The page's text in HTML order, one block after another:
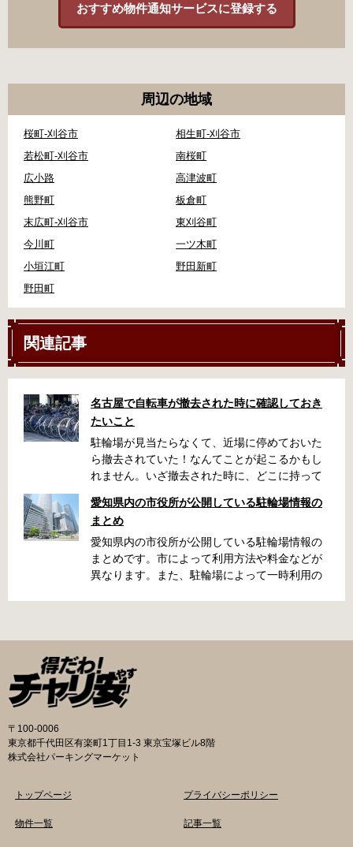
おすすめ物件通知サービスに登録する
周辺の地域
桜町-刈谷市
相生町-刈谷市
若松町-刈谷市
南桜町
広小路
高津波町
熊野町
板倉町
末広町-刈谷市
東刈谷町
今川町
一ツ木町
小垣江町
野田新町
野田町
関連記事
名古屋で自転車が撤去された時に確認しておき
たいこと
駐輪場が見当たらなくて、近場に停めておいた
ら撤去されていた！なんてことが起こるかもし
れません。いざ撤去された時に、どこに持って
名古屋周辺で自転車が撤去された時に知ってお
くと便利な情報をまとめました。 一宮市で撤去
された場合 一宮市役所 一宮駅・自転車一時保管
所 住所 一宮市栄4丁目6-11 電話 0586-71-7100
最寄駅 JR東海道本線尾張一宮駅より 徒歩4分 返
千種区吹上1丁目(若宮大通内) 電話 052-731-
8544 最寄駅 市バス「千早」下車、花田公園北
名古屋高速高架下より 徒歩2分 返還の際に必要
な書類 返還料 3,500円 自転車の鍵 身分証明証
印鑑 名古屋市HPはこちら 豊田市で撤去された
市朝日ケ丘6丁目74 電話 0565-34-5200 最寄駅
愛知環状鉄道線新上挙母駅より 徒歩15分 返還
放置自転車等引取通知書（郵送されている場
合 豊橋第一次保管所 住所 豊橋市駅前大通1丁目
愛知県内の市役所が公開している駐輪場情報の
まとめ
愛知県内の市役所が公開している駐輪場情報の
まとめです。市によって利用方法や料金などが
異なります。また、駐輪場によって一時利用の
の自転車駐輪場 利用方法 利用登録申請書の提出
詳しくは直接管理事務所へお尋ねください。 利
用料金 登録手数料 不要です。 定期利用料金 一
般：2,500円／月 大学生等：1,700円／月 高校
生以下：1,500円／月 一部の方は全額免除とな
障害者手帳をお持ちの方…等） 詳しくは、市役
所にお問い合わせください。 一時利用料金 1日
はこちら 一宮市の自転車駐輪場 利用方法 利用
尋ねください。 利用登録申請書の提出 事前に利
〒100-0006
東京都千代田区有楽町1丁目1-3 東京宝塚ビル8階
株式会社パーキングマーケット
トップページ
物件一覧
プライバシーポリシー
記事一覧